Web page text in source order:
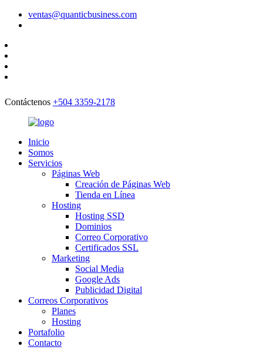
ventas@quanticbusiness.com
Contáctenos +504 3359-2178
Inicio
Somos
Servicios
Páginas Web
Creación de Páginas Web
Tienda en Línea
Hosting
Hosting SSD
Dominios
Correo Corporativo
Certificados SSL
Marketing
Social Media
Google Ads
Publicidad Digital
Correos Corporativos
Planes
Hosting
Portafolio
Contacto